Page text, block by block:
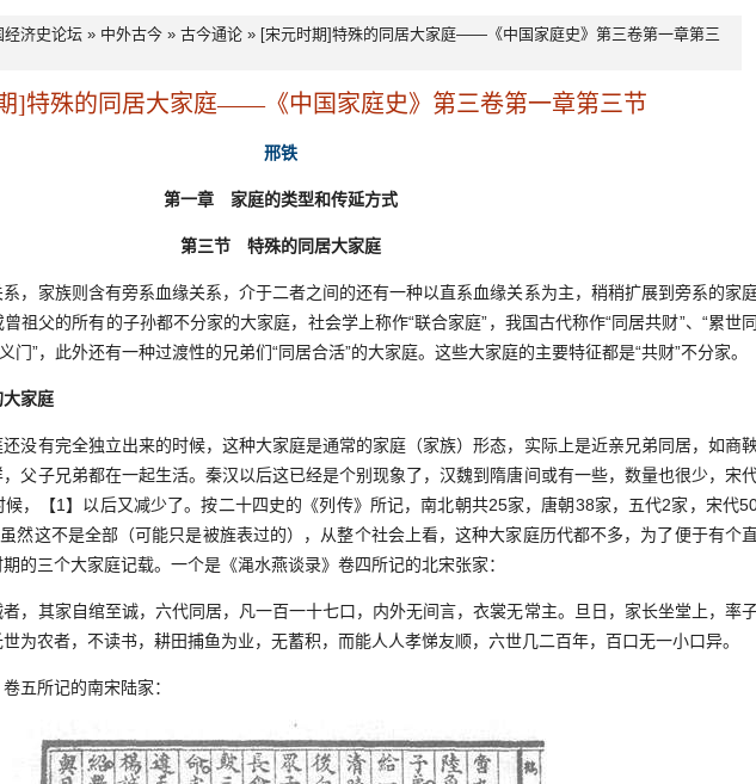
经济史论坛 » 中外古今 » 古今通论 » [宋元时期]特殊的同居大家庭——《中国家庭史》第三卷第一章第三
]特殊的同居大家庭——《中国家庭史》第三卷第一章第三节
邢铁
第一章 家庭的类型和传延方式
第三节 特殊的同居大家庭
家族则含有旁系血缘关系，介于二者之间的还有一种以直系血缘关系为主，稍稍扩展到旁系的家
祖父的所有的子孙都不分家的大家庭，社会学上称作“联合家庭”，我国古代称作“同居共财”、“累世同
门”，此外还有一种过渡性的兄弟们“同居合活”的大家庭。这些大家庭的主要特征都是“共财”不分家。
大家庭
有完全独立出来的时候，这种大家庭是通常的家庭（家族）形态，实际上是近亲兄弟同居，如商
父子兄弟都在一起生活。秦汉以后这已经是个别现象了，汉魏到隋唐间或有一些，数量也很少，宋
，【1】以后又减少了。按二十四史的《列传》所记，南北朝共25家，唐朝38家，五代2家，宋代
然这不是全部（可能只是被旌表过的），从整个社会上看，这种大家庭历代都不多，为了便于有个直
的三个大家庭记载。一个是《渑水燕谈录》卷四所记的北宋张家：
其家自绾至诚，六代同居，凡一百一十七口，内外无间言，衣裳无常主。旦日，家长坐堂上，率
为农者，不读书，耕田捕鱼为业，无蓄积，而能人人孝悌友顺，六世几二百年，百口无一小口异。
所记的南宋陆家：